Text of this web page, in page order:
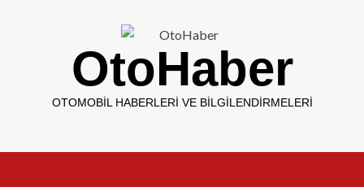
OtoHaber
OTOMOBIL HABERLERI VE BILGILENDIRMELERI